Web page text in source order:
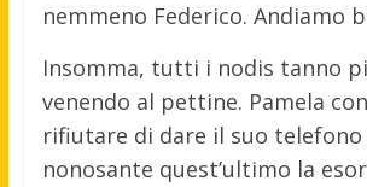
nemmeno Federico. Andiamo
Insomma, tutti i nodis tanno
venendo al pettine. Pamela
rifiutare di dare il suo telefono
nonosante quest’ultimo la